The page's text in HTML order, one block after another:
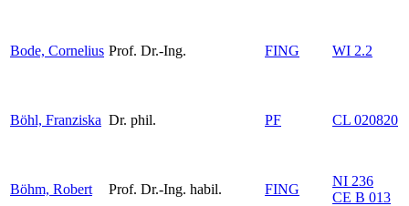
Bode, Cornelius Prof. Dr.-Ing. FING WI 2.2
Böhl, Franziska Dr. phil. PF CL 020820
Böhm, Robert Prof. Dr.-Ing. habil. FING
NI 236
CE B 013